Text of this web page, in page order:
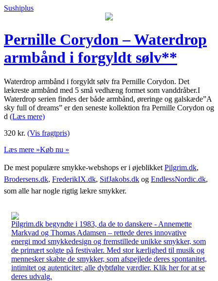
Sushiplus
Pernille Corydon – Waterdrop
armbånd i forgyldt sølv**
Waterdrop armbånd i forgyldt sølv fra Pernille Corydon. Det
lækreste armbånd med 5 små vedhæng formet som vanddråber.I
Waterdrop serien findes der både armbånd, øreringe og galskæde”A
sky full of dreams” er den seneste kollektion fra Pernille Corydon og
d (Læs mere)
320 kr. (Vis fragtpris)
Læs mere »Køb nu »
De mest populære smykke-webshops er i øjeblikket Pilgrim.dk,
Brodersens.dk, FrederikIX.dk, SifJakobs.dk og EndlessNordic.dk,
som alle har nogle rigtig lækre smykker.
Pilgrim.dk begyndte i 1983, da de to danskere - Annemette
Markvad og Thomas Adamsen – rettede deres innovative
energi mod smykkedesign og fremstillede unikke smykker, som
de primært solgte på festivaler. Med stor kærlighed til musik og
mennesker skabte de smykker, som afspejlede deres spontanitet,
intimitet og autenticitet; alle dybtfølte værdier. Klik her for at se
deres udvalg.